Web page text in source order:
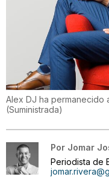
Alex DJ ha permanecido
(Suministrada)
Por Jomar
Periodista de